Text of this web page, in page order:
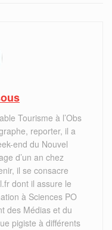
Tourisme à l’Obs
reporter, il a
end du Nouvel
d’un an chez
il se consacre
dont il assure le
à Sciences PO
des Médias et du
pigiste à différents